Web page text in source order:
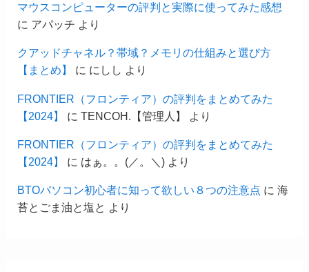
マウスコンピューターの評判と実際に使ってみた感想
に アパッチ より
クアッドチャネル？帯域？メモリの仕組みと選び方
【まとめ】
に にしし より
FRONTIER（フロンティア）の評判をまとめてみた
【2024】
に TENCOH.【管理人】 より
FRONTIER（フロンティア）の評判をまとめてみた
【2024】
に はぁ。。(／。＼)より
BTOパソコン初心者に知って欲しい８つの注意点 に 海
苔とごま油と塩と より